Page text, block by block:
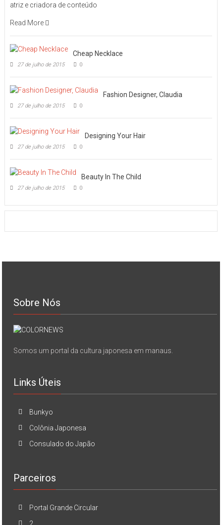
atriz e criadora de conteúdo
Read More
Cheap Necklace
27 de julho de 2015 0
Fashion Designer, Claudia
27 de julho de 2015 0
Designing Your Hair
27 de julho de 2015 0
Beauty In The Child
27 de julho de 2015 0
Sobre Nós
Somos um portal da cultura japonesa em manaus.
Links Úteis
Bunkyo
Colônia Japonesa
Consulado do Japão
Parceiros
Portal Grande Circular
2